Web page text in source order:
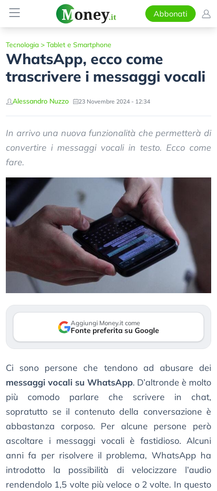
Abbonati
Tecnologia > Tablet e Smartphone
WhatsApp, ecco come
trascrivere i messaggi vocali
Alessandro Nuzzo 23 Novembre 2024 - 12:34
In arrivo una nuova funzionalità che permetterà di
convertire i messaggi vocali in testo. Ecco come
fare.
Aggiungi Money.it come
Fonte preferita su Google
Ci sono persone che tendono ad abusare dei
messaggi vocali su WhatsApp. D’altronde è molto
più comodo parlare che scrivere in chat,
sopratutto se il contenuto della conversazione è
abbastanza corposo. Per alcune persone però
ascoltare i messaggi vocali è fastidioso. Alcuni
anni fa per risolvere il problema, WhatsApp ha
introdotto la possibilità di velocizzare l’audio
rendendolo 1,5 volte più veloce o 2 volte. In questo